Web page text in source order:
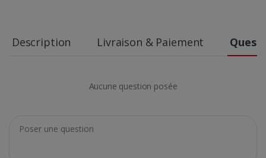
Description Livraison & Paiement
Aucune question posée